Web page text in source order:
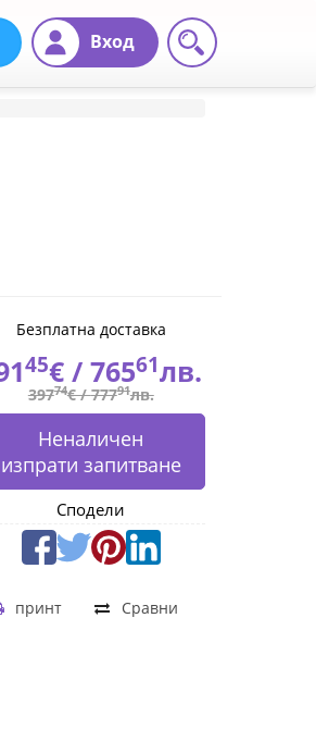
Вход
Безплатна доставка
45€ /76561лв.
39774€ /77791лв.
Неналичен
изпрати запитване
Сподели
Сравни
принт